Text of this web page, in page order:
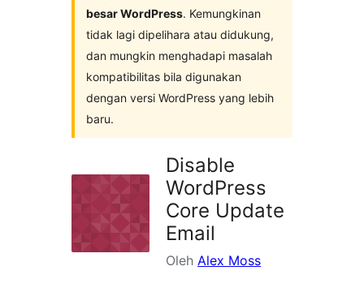
besar WordPress. Kemungkinan
tidak lagi dipelihara atau didukung,
dan mungkin menghadapi masalah
kompatibilitas bila digunakan
dengan versi WordPress yang lebih
baru.
Disable
WordPress
Core Update
Email
Oleh Alex Moss